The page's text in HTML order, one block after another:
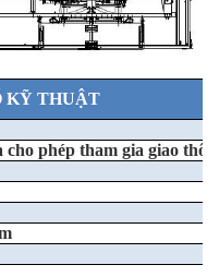
KỸ THUẬT
phép tham gia giao